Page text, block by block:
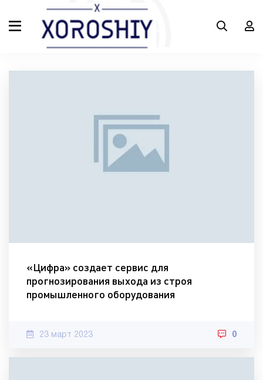
«Цифра» создает сервис для
прогнозирования выхода из строя
промышленного оборудования
23 март 2023 0